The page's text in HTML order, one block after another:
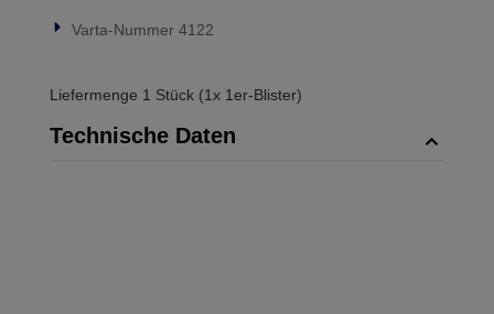
Varta-Nummer 4122
Liefermenge 1 Stück (1x 1er-Blister)
Technische Daten